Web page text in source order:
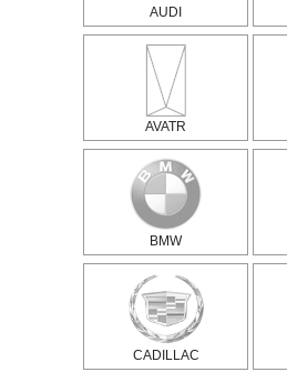
AUDI
AVATR
BMW
CADILLAC